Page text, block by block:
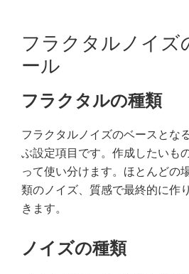
フラクタルノイズ
ール
フラクタルの種類
フラクタルノイズのベースとな
ぶ設定項目です。作成したいも
って使い分けます。ほとんどの
類のノイズ、質感で最終的に作
きます。
ノイズの種類